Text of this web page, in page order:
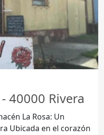
40000 Rivera
La Rosa: Un